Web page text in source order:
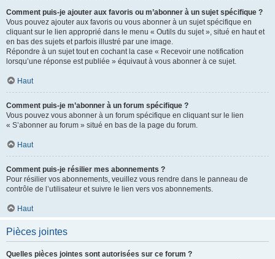
Comment puis-je ajouter aux favoris ou m’abonner à un sujet spécifique ?
Vous pouvez ajouter aux favoris ou vous abonner à un sujet spécifique en
cliquant sur le lien approprié dans le menu « Outils du sujet », situé en haut et
en bas des sujets et parfois illustré par une image.
Répondre à un sujet tout en cochant la case « Recevoir une notification
lorsqu’une réponse est publiée » équivaut à vous abonner à ce sujet.
Haut
Comment puis-je m’abonner à un forum spécifique ?
Vous pouvez vous abonner à un forum spécifique en cliquant sur le lien
« S’abonner au forum » situé en bas de la page du forum.
Haut
Comment puis-je résilier mes abonnements ?
Pour résilier vos abonnements, veuillez vous rendre dans le panneau de
contrôle de l’utilisateur et suivre le lien vers vos abonnements.
Haut
Pièces jointes
Quelles pièces jointes sont autorisées sur ce forum ?